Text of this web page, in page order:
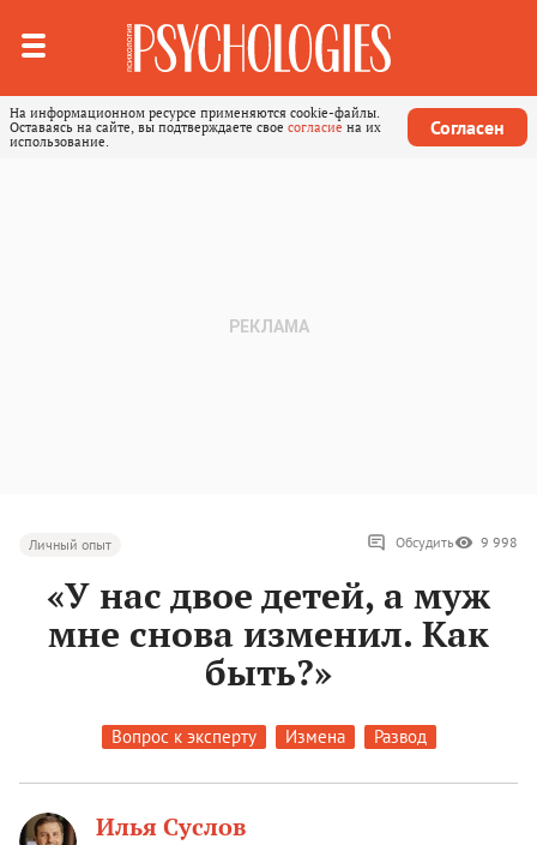
На информационном ресурсе применяются cookie-файлы.
Оставаясь на сайте, вы подтверждаете свое согласие на их
использование.
Согласен
Личный опыт Обсудить 9 998
«У нас двое детей, а муж
мне снова изменил. Как
быть?»
Вопрос к эксперту Измена Развод
Илья Суслов